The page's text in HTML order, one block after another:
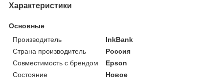
Характеристики
Основные
Производитель
InkBank
Страна производитель
Россия
Совместимость с брендом
Epson
Состояние
Новое